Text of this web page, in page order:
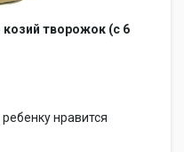
творожок (с 6
нравится